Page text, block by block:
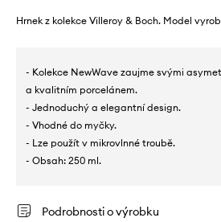
Hrnek z kolekce Villeroy & Boch. Model
- Kolekce NewWave zaujme svými
a kvalitním porcelánem.
- Jednoduchý a elegantní design.
- Vhodné do myčky.
- Lze použít v mikrovlnné troubě.
- Obsah: 250 ml.
Podrobnosti o výrobku